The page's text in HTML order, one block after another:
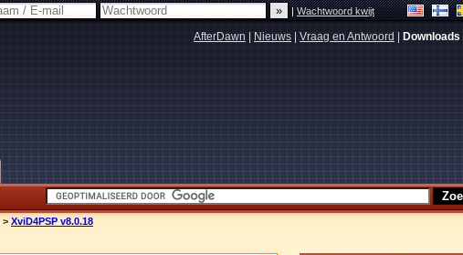
|Wachtwoord kwijt
AfterDawn Nieuws Vraag en Antwoord Downloads
> XviD4PSP v8.0.18